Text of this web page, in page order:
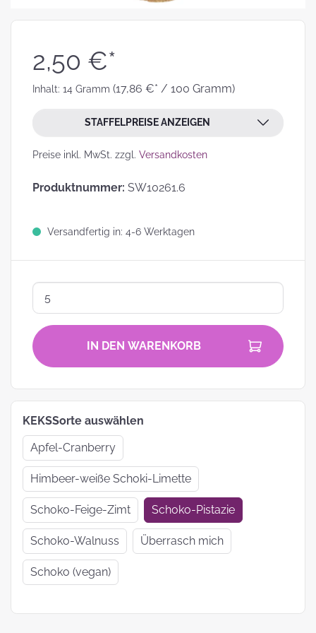
2,50 €*
Inhalt: 14 Gramm (17,86 €* / 100 Gramm)
STAFFELPREISE ANZEIGEN
Preise inkl. MwSt. zzgl. Versandkosten
Produktnummer: SW10261.6
Versandfertig in: 4-6 Werktagen
IN DEN WARENKORB
KEKSSorte auswählen
Apfel-Cranberry
Himbeer-weiße Schoki-Limette
Schoko-Feige-Zimt Schoko-Pistazie
Schoko-Walnuss Überrasch mich
Schoko (vegan)